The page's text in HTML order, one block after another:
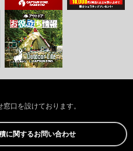
口を設けております。
に関するお問い合わせ